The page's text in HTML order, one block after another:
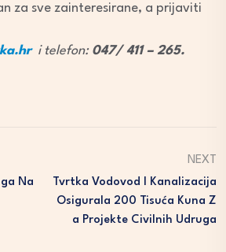
za sve zainteresirane, a prijaviti
i telefon: 047/ 411 – 265.
Na
NEXT
Tvrtka Vodovod I Kanalizacija
Osigurala 200 Tisuća Kuna Z
A Projekte Civilnih Udruga